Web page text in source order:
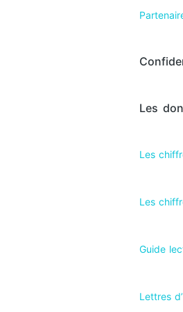
Les
Les
Les
Guide
Lettres